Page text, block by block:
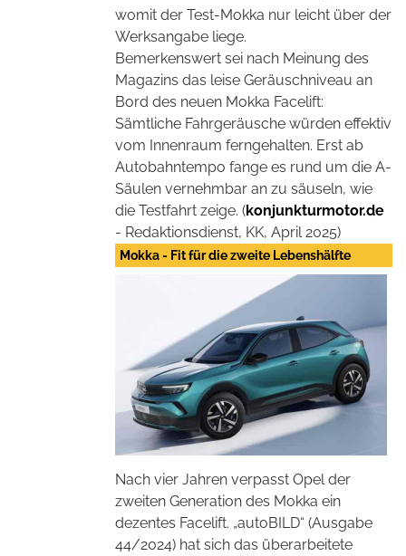
womit der Test-Mokka nur leicht über der
Werksangabe liege.
Bemerkenswert sei nach Meinung des
Magazins das leise Geräuschniveau an
Bord des neuen Mokka Facelift:
Sämtliche Fahrgeräusche würden effektiv
vom Innenraum ferngehalten. Erst ab
Autobahntempo fange es rund um die A-
Säulen vernehmbar an zu säuseln, wie
die Testfahrt zeige. (konjunkturmotor.de
- Redaktionsdienst, KK, April 2025)
Mokka - Fit für die zweite Lebenshälfte
Nach vier Jahren verpasst Opel der
zweiten Generation des Mokka ein
dezentes Facelift. „autoBILD“ (Ausgabe
44/2024) hat sich das überarbeitete